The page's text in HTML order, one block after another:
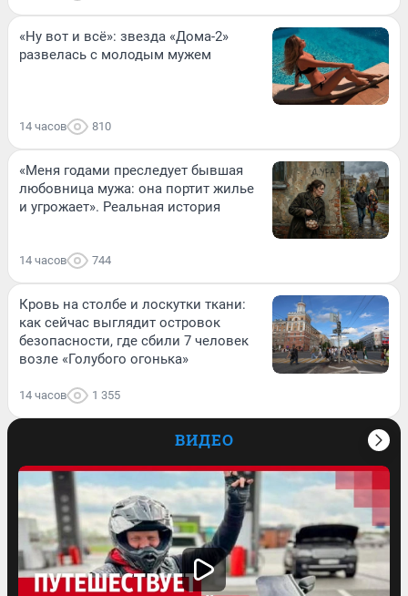
«Ну вот и всё»: звезда «Дома-2»
развелась с молодым мужем
14 часов 810
«Меня годами преследует бывшая
любовница мужа: она портит жилье
и угрожает». Реальная история
14 часов 744
Кровь на столбе и лоскутки ткани:
как сейчас выглядит островок
безопасности, где сбили 7 человек
возле «Голубого огонька»
14 часов 1 355
ВИДЕО